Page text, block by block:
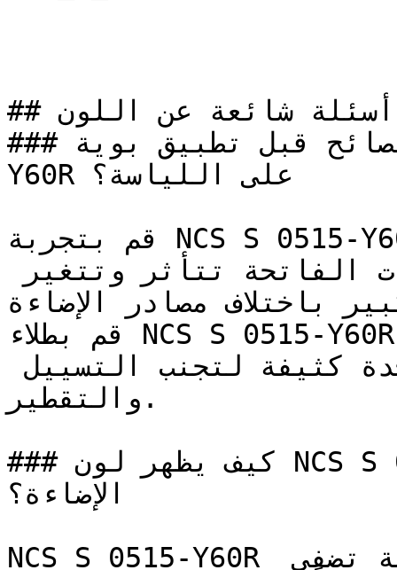
## أسئلة شائعة عن اللون
### ما هي أهم النصائح قبل تطبيق بوية NCS S 0515-
Y60R على اللياسة؟
قم بتجربة NCS S 0515-Y60R على مساحة صغيرة أو لوحة
باختلاف مصادر الإضاءة.
قم بطلاء NCS S 0515-Y60R على شكل طبقات رقيقة
والتقطير.
### كيف يظهر لون NCS S 0515-Y60R في الغرف مع
الإضاءة؟
NCS S 0515-Y60R درجة برتقالية فاتحة وناعمة تضفي